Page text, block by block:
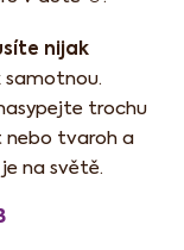
nijak
samotnou.
trochu
nebo tvaroh a
na světě.